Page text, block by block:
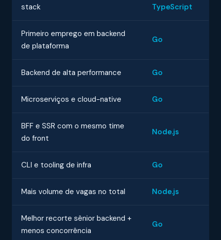
stack
TypeScript
Primeiro emprego em backend
de plataforma
Go
Backend de alta performance Go
Microserviços e cloud-native Go
BFF e SSR com o mesmo time
do front
Node.js
CLI e tooling de infra Go
Mais volume de vagas no total Node.js
Melhor recorte sênior backend +
menos concorrência
Go